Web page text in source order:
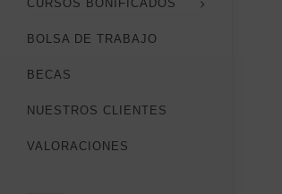
CURSOS BONIFICADOS
BOLSA DE TRABAJO
BECAS
NUESTROS CLIENTES
VALORACIONES